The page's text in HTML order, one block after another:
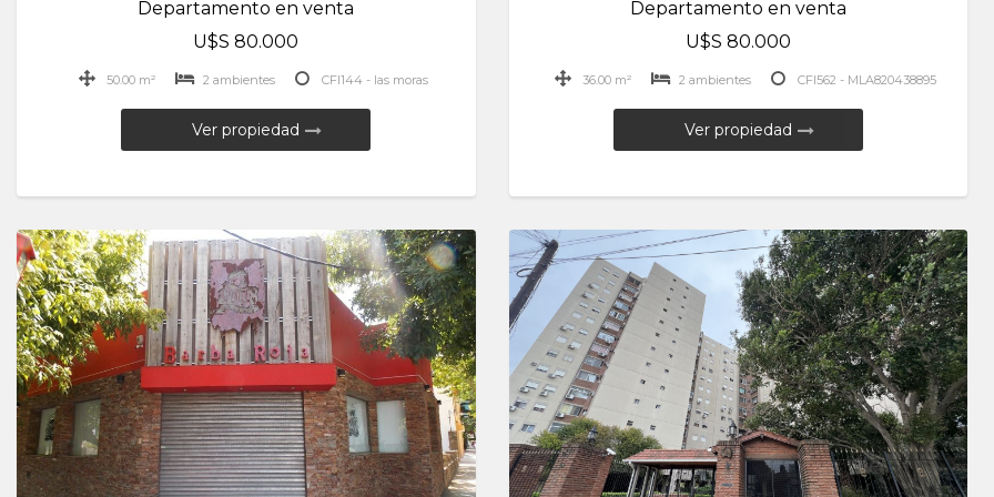
Departamento en venta
U$S 80.000
50.00 m² 2 ambientes CFI144 - las moras
Ver propiedad
Departamento en venta
U$S 80.000
36.00 m² 2 ambientes CFI562 - MLA820438895
Ver propiedad